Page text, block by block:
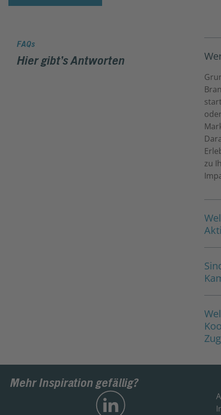
FAQs
Hier gibt’s Antworten
zu
Mehr Inspiration gefällig?